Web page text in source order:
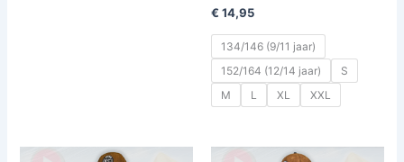
€ 14,95
134/146 (9/11 jaar)
152/164 (12/14 jaar)
S
M
L XL XXL